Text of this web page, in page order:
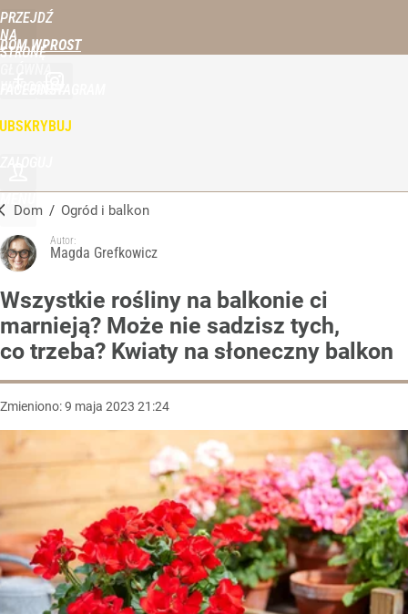
PRZEJDŹ
NA
STRONĘ
DOM WPROST
Dom / Ogród i balkon
Autor:
Magda Grefkowicz
Wszystkie rośliny na balkonie ci
marnieją? Może nie sadzisz tych,
co trzeba? Kwiaty na słoneczny balkon
Zmieniono:9 maja 2023 21:24